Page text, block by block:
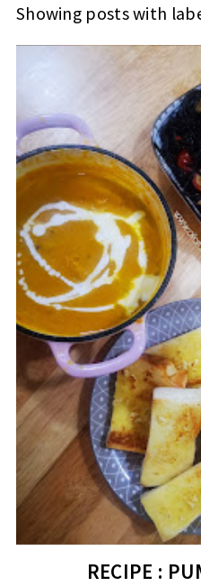
Showing posts with
RECIPE :